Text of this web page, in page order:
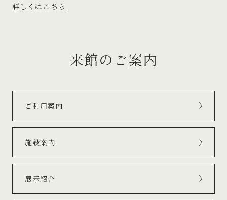
詳しくはこちら
来館のご案内
ご利用案内
施設案内
展示紹介